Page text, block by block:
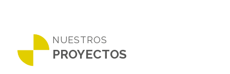
NUESTROS
PROYECTOS